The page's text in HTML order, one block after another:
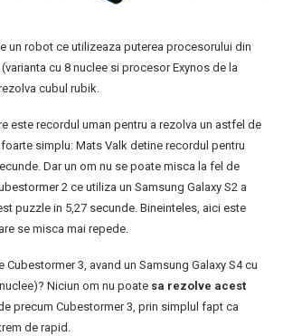
un robot ce utilizeaza puterea procesorului din
cu 8 nuclee si procesor Exynos de la
cubul rubik.
este recordul uman pentru a rezolva un astfel de
simplu: Mats Valk detine recordul pentru
Dar un om nu se poate misca la fel de
2 ce utiliza un Samsung Galaxy S2 a
puzzle in 5,27 secunde. Bineinteles, aici este
se misca mai repede.
Cubestormer 3, avand un Samsung Galaxy S4 cu
Niciun om nu poate sa rezolve acest
precum Cubestormer 3, prin simplul fapt ca
de rapid.